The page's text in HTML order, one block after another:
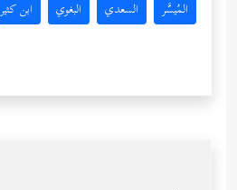
المُيسَّر السعدي البغوي ابن كثير